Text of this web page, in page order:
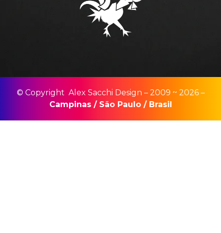
© Copyright Alex Sacchi Design – 2009 ~ 2026 –
Campinas/ São Paulo/ Brasil